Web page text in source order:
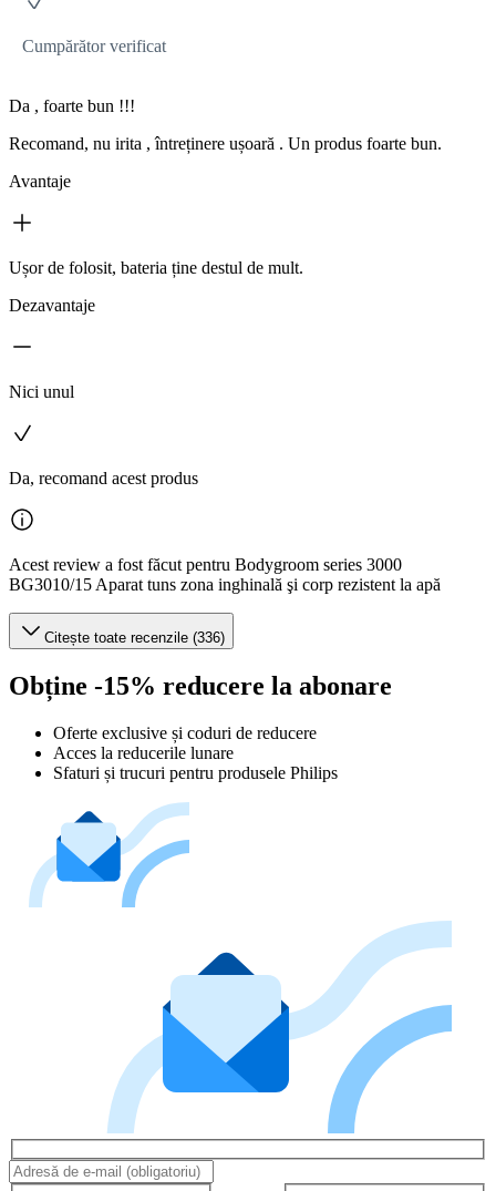
Cumpărător verificat
Da , foarte bun !!!
Recomand, nu irita , întreținere ușoară . Un produs foarte bun.
Avantaje
Ușor de folosit, bateria ține destul de mult.
Dezavantaje
Nici unul
Da, recomand acest produs
Acest review a fost făcut pentru Bodygroom series 3000
BG3010/15 Aparat tuns zona inghinală şi corp rezistent la apă
Citește toate recenzile (336)
Obține -15% reducere la abonare
Oferte exclusive și coduri de reducere
Acces la reducerile lunare
Sfaturi și trucuri pentru produsele Philips